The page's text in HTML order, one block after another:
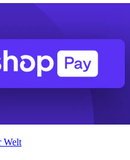
Welt